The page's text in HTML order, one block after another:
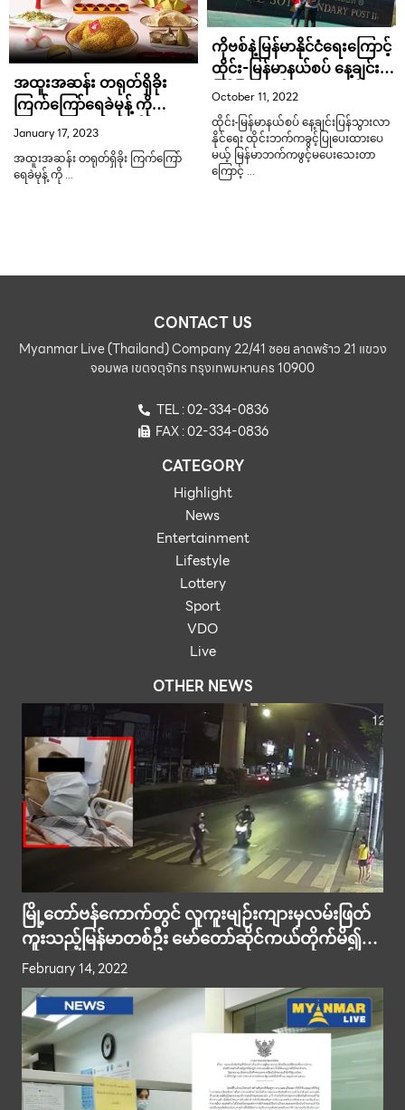
အထူးအဆန်း တရုတ်ရှိခိုး
ကြက်ကြော်ရေခဲမုန့် ကို
Swensen’s က ရောင်းချ
January 17, 2023
အထူးအဆန်း တရုတ်ရှိခိုး ကြက်ကြော်
ရေခဲမုန့် ကို …
ကိုဗစ်နဲ့မြန်မာနိုင်ငံရေးကြောင့်
ထိုင်း-မြန်မာနယ်စပ် နေ့ချင်း
ပြန်ဖြတ်သန်းသွားလာခွင့်ကို
ကန့်သတ်လိုက်လို့ ဒေသခံတွေ
အခက်တွေ့
October 11, 2022
ထိုင်း-မြန်မာနယ်စပ် နေ့ချင်းပြန်သွားလာ
နိုင်ရေး ထိုင်းဘက်ကခွင့်ပြုပေးထားပေ
မယ့် မြန်မာဘက်ကဖွင့်မပေးသေးတာ
ကြောင့် …
CONTACT US
Myanmar Live (Thailand) Company 22/41 ซอย ลาดพร้าว 21 แขวง
จอมพล เขตจตุจักร กรุงเทพมหานคร 10900
TEL : 02-334-0836
FAX : 02-334-0836
CATEGORY
Highlight
News
Entertainment
Lifestyle
Lottery
Sport
VDO
Live
OTHER NEWS
မြို့တော်ဗန်ကောက်တွင် လူကူးမျဉ်းကျားမှလမ်းဖြတ်
ကူးသည့်မြန်မာတစ်ဦး မော်တော်ဆိုင်ကယ်တိုက်မိ၍
ဒဏ်ရာပြင်းထန်ရရှိ
February 14, 2022